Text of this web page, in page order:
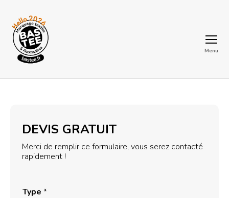
Menu
DEVIS GRATUIT
Merci de remplir ce formulaire, vous serez contacté
rapidement !
Type *